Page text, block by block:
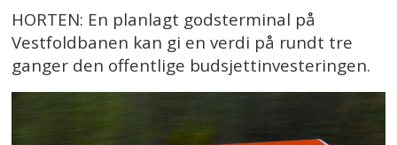
HORTEN: En planlagt godsterminal på
Vestfoldbanen kan gi en verdi på rundt tre
ganger den offentlige budsjettinvesteringen.